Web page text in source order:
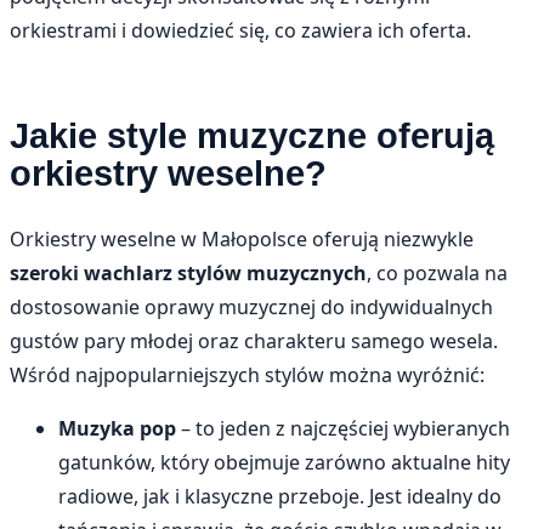
orkiestrami i dowiedzieć się, co zawiera ich oferta.
Jakie style muzyczne oferują
orkiestry weselne?
Orkiestry weselne w Małopolsce oferują niezwykle
szeroki wachlarz stylów muzycznych, co pozwala na
dostosowanie oprawy muzycznej do indywidualnych
gustów pary młodej oraz charakteru samego wesela.
Wśród najpopularniejszych stylów można wyróżnić:
Muzyka pop– to jeden z najczęściej wybieranych
gatunków, który obejmuje zarówno aktualne hity
radiowe, jak i klasyczne przeboje. Jest idealny do